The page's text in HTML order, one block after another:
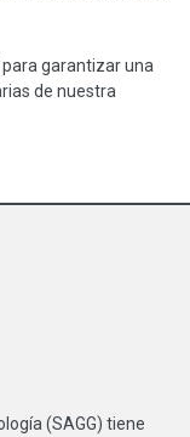
garantizar una
de nuestra
(SAGG) tiene